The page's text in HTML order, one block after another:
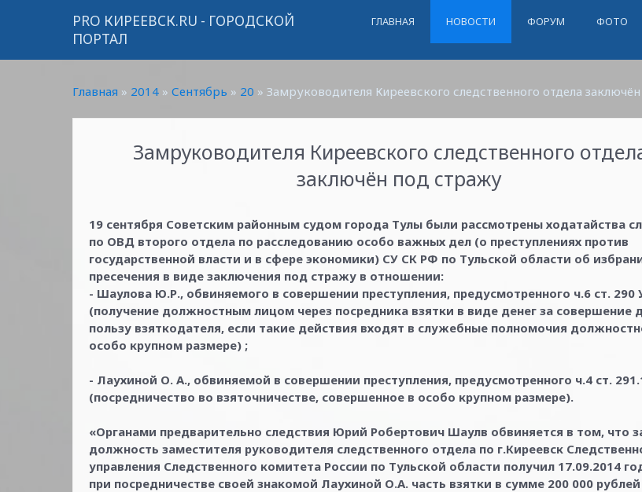
PRO КИРЕЕВСК.RU - ГОРОДСКОЙ
ПОРТАЛ
ГЛАВНАЯ НОВОСТИ ФОРУМ ФОТО
Главная » 2014 » Сентябрь » 20 » Замруководителя Киреевского следственного отдела
Замруководителя Киреевского следственного
заключён под стражу
19 сентября Советским районным судом города Тулы были рассмотрены ходатайства
по ОВД второго отдела по расследованию особо важных дел (о преступлениях против
государственной власти и в сфере экономики) СУ СК РФ по Тульской области об
пресечения в виде заключения под стражу в отношении:
- Шаулова Ю.Р., обвиняемого в совершении преступления, предусмотренного ч.6 ст. 290
(получение должностным лицом через посредника взятки в виде денег за совершение
пользу взяткодателя, если такие действия входят в служебные полномочия
особо крупном размере) ;
- Лаухиной О. А., обвиняемой в совершении преступления, предусмотренного ч.4 ст.
(посредничество во взяточничестве, совершенное в особо крупном размере).
«Органами предварительно следствия Юрий Робертович Шаулв обвиняется в том, что
должность заместителя руководителя следственного отдела по г.Киреевск
управления Следственного комитета России по Тульской области получил 17.09.2014
при посредничестве своей знакомой Лаухиной О.А. часть взятки в сумме 200 000